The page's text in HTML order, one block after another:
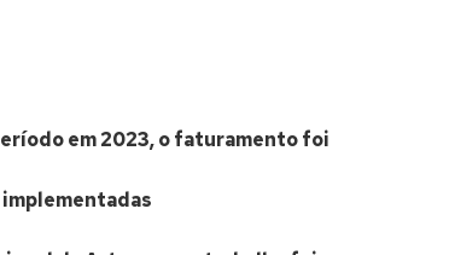
em 2023, o faturamento foi